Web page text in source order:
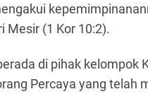
Mesir (1 Kor 10:2).
di pihak kelompok
Percaya yang telah